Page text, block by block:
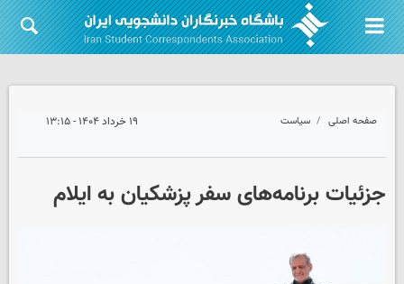
صفحه اصلی سیاست ۱۹ خرداد ۱۴۰۴ - ۱۳:۱۵
جزئیات برنامه‌های سفر پزشکیان به ایلام